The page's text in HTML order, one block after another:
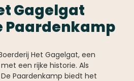
Gagelgat
Paardenkamp
Het Gagelgat, een
een rijke historie. Als
Paardenkamp biedt het